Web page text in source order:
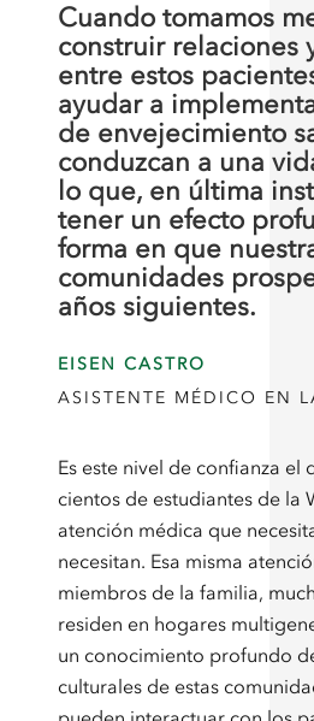
Cuando tomamos
construir relaciones
entre estos
ayudar a
de envejecimiento
conduzcan a una
lo que, en última
tener un efecto
forma en que
comunidades
años siguientes.
EISEN CASTRO
ASISTENTE MÉDICO EN
Es este nivel de confianza el
cientos de estudiantes de la
atención médica que
necesitan. Esa misma
miembros de la familia,
residen en hogares
un conocimiento profundo
culturales de estas